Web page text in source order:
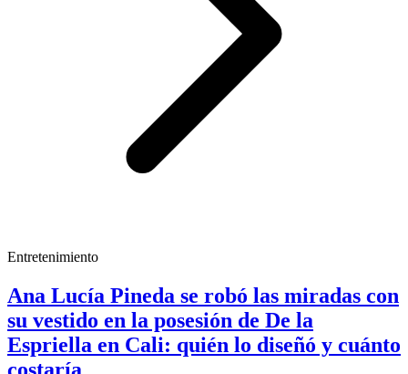
Entretenimiento
Ana Lucía Pineda se robó las miradas con
su vestido en la posesión de De la
Espriella en Cali: quién lo diseñó y cuánto